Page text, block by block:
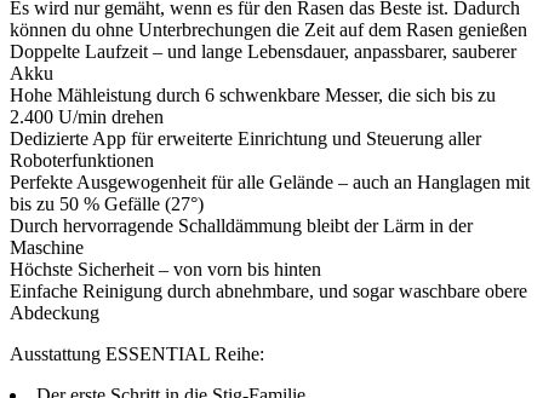
Es wird nur gemäht, wenn es für den Rasen das Beste ist. Dadurch
können du ohne Unterbrechungen die Zeit auf dem Rasen genießen
Doppelte Laufzeit – und lange Lebensdauer, anpassbarer, sauberer
Akku
Hohe Mähleistung durch 6 schwenkbare Messer, die sich bis zu
2.400 U/min drehen
Dedizierte App für erweiterte Einrichtung und Steuerung aller
Roboterfunktionen
Perfekte Ausgewogenheit für alle Gelände – auch an Hanglagen mit
bis zu 50 % Gefälle (27°)
Durch hervorragende Schalldämmung bleibt der Lärm in der
Maschine
Höchste Sicherheit – von vorn bis hinten
Einfache Reinigung durch abnehmbare, und sogar waschbare obere
Abdeckung
Ausstattung ESSENTIAL Reihe: